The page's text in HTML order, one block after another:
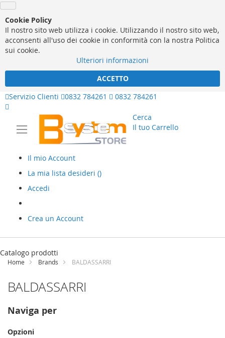
Cookie Policy
Il nostro sito web utilizza i cookie. Utilizzando il nostro sito web,
acconsenti all'uso dei cookie in conformità con la nostra Politica
sui cookie.
Ulteriori informazioni
ACCETTO
Servizio Clienti
0832 784261 0832 784261
Cerca
Il tuo Carrello
Il mio Account
La mia lista desideri ()
Accedi
Crea un Account
Salta
al
contenuto
Catalogo prodotti
Home Brands BALDASSARRI
BALDASSARRI
Naviga per
Opzioni